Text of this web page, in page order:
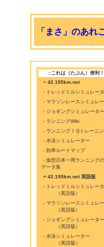
「まさ」のあれ
::これは（たぶん）便利！
= 42.195km.net
- トレッドミルシミュレー
- マラソンレースシミュレ
- ジョギングシミュレーター
- ランニングWiki
- ランニングＩＱトレーニ
- 水泳シミュレーター
- 効率ルートマップ
- 仮想日本一周ランニング
データ集
= 42.195km.net 英語版
- トレッドミルシミュレー
（英語版）
- マラソンレースシミュレ
（英語版）
- ジョギングシミュレーター
（英語版）
- 水泳シミュレーター
（英語版）